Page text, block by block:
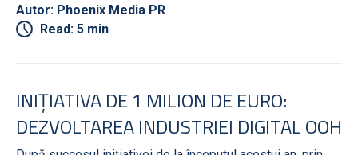
Autor: Phoenix Media PR
Read: 5 min
INIȚIATIVA DE 1 MILION DE EURO:
DEZVOLTAREA INDUSTRIEI DIGITAL OOH